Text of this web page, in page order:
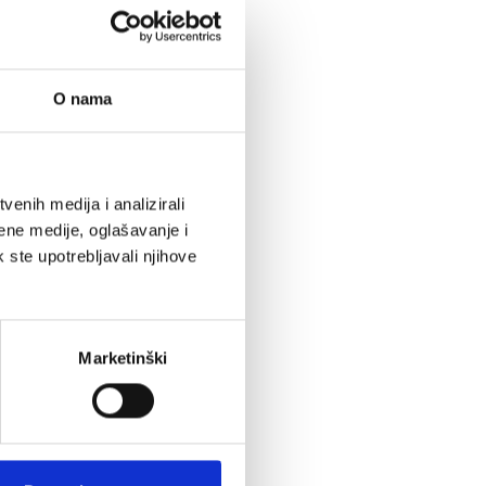
O nama
medija i analizirali
medije, oglašavanje i
ste upotrebljavali njihove
Marketinški